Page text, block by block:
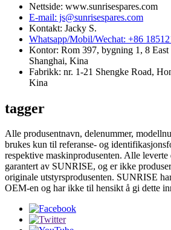
Nettside: www.sunrisespares.com
E-mail: js@sunrisespares.com
Kontakt: Jacky S.
Whatsapp/Mobil/Wechat: +86
Kontor: Rom 397, bygning 1, 8 East
Shanghai, Kina
Fabrikk: nr. 1-21 Shengke Road,
Kina
tagger
Alle produsentnavn, delenummer,
brukes kun til referanse- og
respektive maskinprodusenten. Alle leverte
garantert av SUNRISE, og er ikke
originale utstyrsprodusenten. SUNRISE
OEM-en og har ikke til hensikt å gi dette